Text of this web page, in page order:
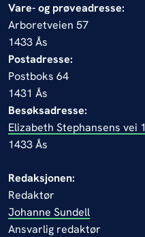
Vare- og prøveadresse:
Arboretveien 57
1433 Ås
Postadresse:
Postboks 64
1431 Ås
Besøksadresse:
Elizabeth Stephansens vei 1
1433 Ås
Redaksjonen:
Redaktør
Johanne Sundell
Ansvarlig redaktør